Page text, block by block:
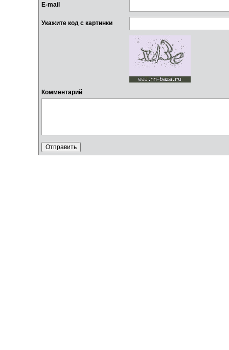
E-mail
Укажите код с картинки
Комментарий